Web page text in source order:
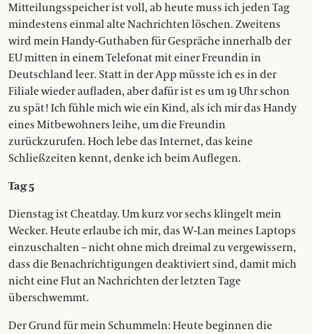
Mitteilungsspeicher ist voll, ab heute muss ich jeden Tag
mindestens einmal alte Nachrichten löschen. Zweitens
wird mein Handy-Guthaben für Gespräche innerhalb der
EU mitten in einem Telefonat mit einer Freundin in
Deutschland leer. Statt in der App müsste ich es in der
Filiale wieder aufladen, aber dafür ist es um 19 Uhr schon
zu spät! Ich fühle mich wie ein Kind, als ich mir das Handy
eines Mitbewohners leihe, um die Freundin
zurückzurufen. Hoch lebe das Internet, das keine
Schließzeiten kennt, denke ich beim Auflegen.
Tag 5
Dienstag ist Cheatday. Um kurz vor sechs klingelt mein
Wecker. Heute erlaube ich mir, das W-Lan meines Laptops
einzuschalten – nicht ohne mich dreimal zu vergewissern,
dass die Benachrichtigungen deaktiviert sind, damit mich
nicht eine Flut an Nachrichten der letzten Tage
überschwemmt.
Der Grund für mein Schummeln: Heute beginnen die